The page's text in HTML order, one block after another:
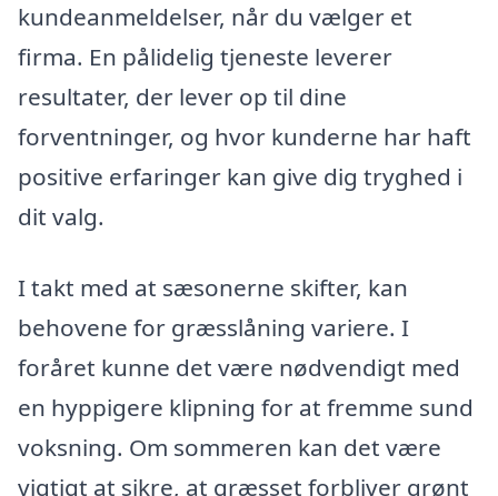
kundeanmeldelser, når du vælger et
firma. En pålidelig tjeneste leverer
resultater, der lever op til dine
forventninger, og hvor kunderne har haft
positive erfaringer kan give dig tryghed i
dit valg.
I takt med at sæsonerne skifter, kan
behovene for græsslåning variere. I
foråret kunne det være nødvendigt med
en hyppigere klipning for at fremme sund
voksning. Om sommeren kan det være
vigtigt at sikre, at græsset forbliver grønt